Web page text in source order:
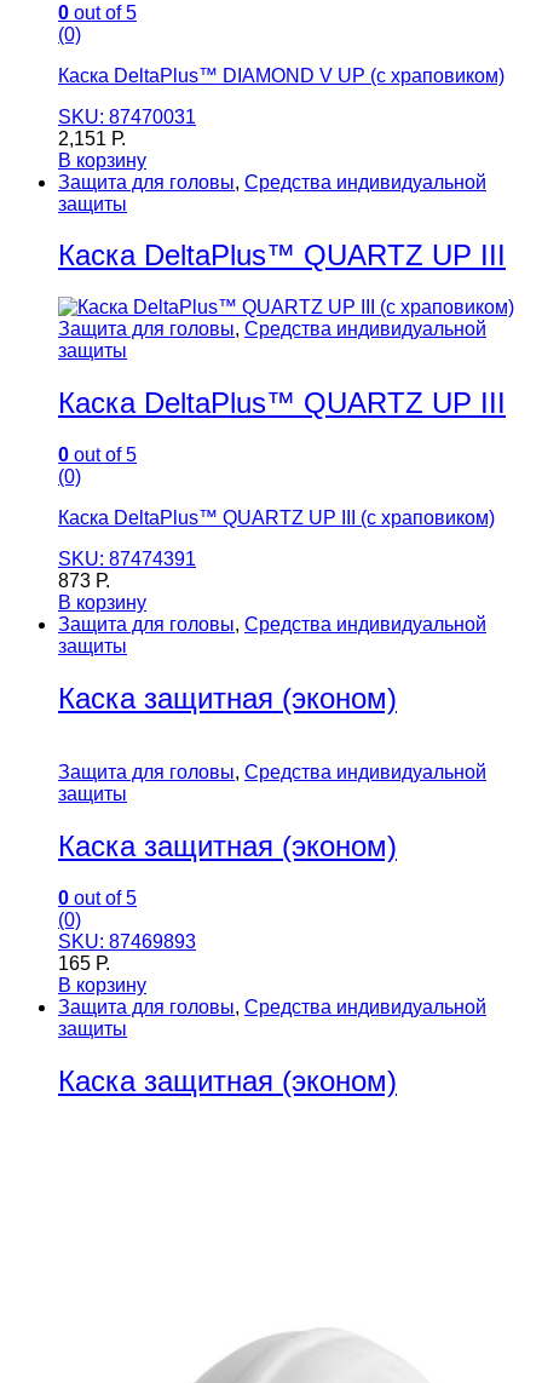
0 out of 5
(0)
Каска DeltaPlus™ DIAMOND V UP (с храповиком)
SKU: 87470031
2,151 Р.
В корзину
Защита для головы, Средства индивидуальной
защиты
Каска DeltaPlus™ QUARTZ UP III
Защита для головы, Средства индивидуальной
защиты
Каска DeltaPlus™ QUARTZ UP III
0 out of 5
(0)
Каска DeltaPlus™ QUARTZ UP III (с храповиком)
SKU: 87474391
873 Р.
В корзину
Защита для головы, Средства индивидуальной
защиты
Каска защитная (эконом)
Защита для головы, Средства индивидуальной
защиты
Каска защитная (эконом)
0 out of 5
(0)
SKU: 87469893
165 Р.
В корзину
Защита для головы, Средства индивидуальной
защиты
Каска защитная (эконом)